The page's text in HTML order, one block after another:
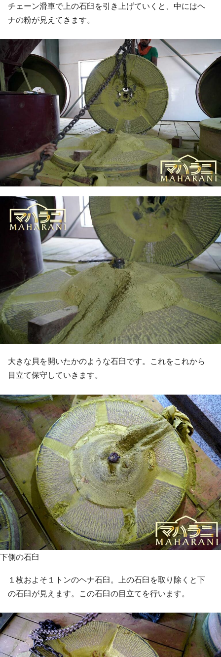
チェーン滑車で上の石臼を引き上げていくと、中にはヘ
ナの粉が見えてきます。
大きな貝を開いたかのような石臼です。これをこれから
目立て保守していきます。
下側の石臼
１枚およそ１トンのヘナ石臼。上の石臼を取り除くと下
の石臼が見えます。この石臼の目立てを行います。